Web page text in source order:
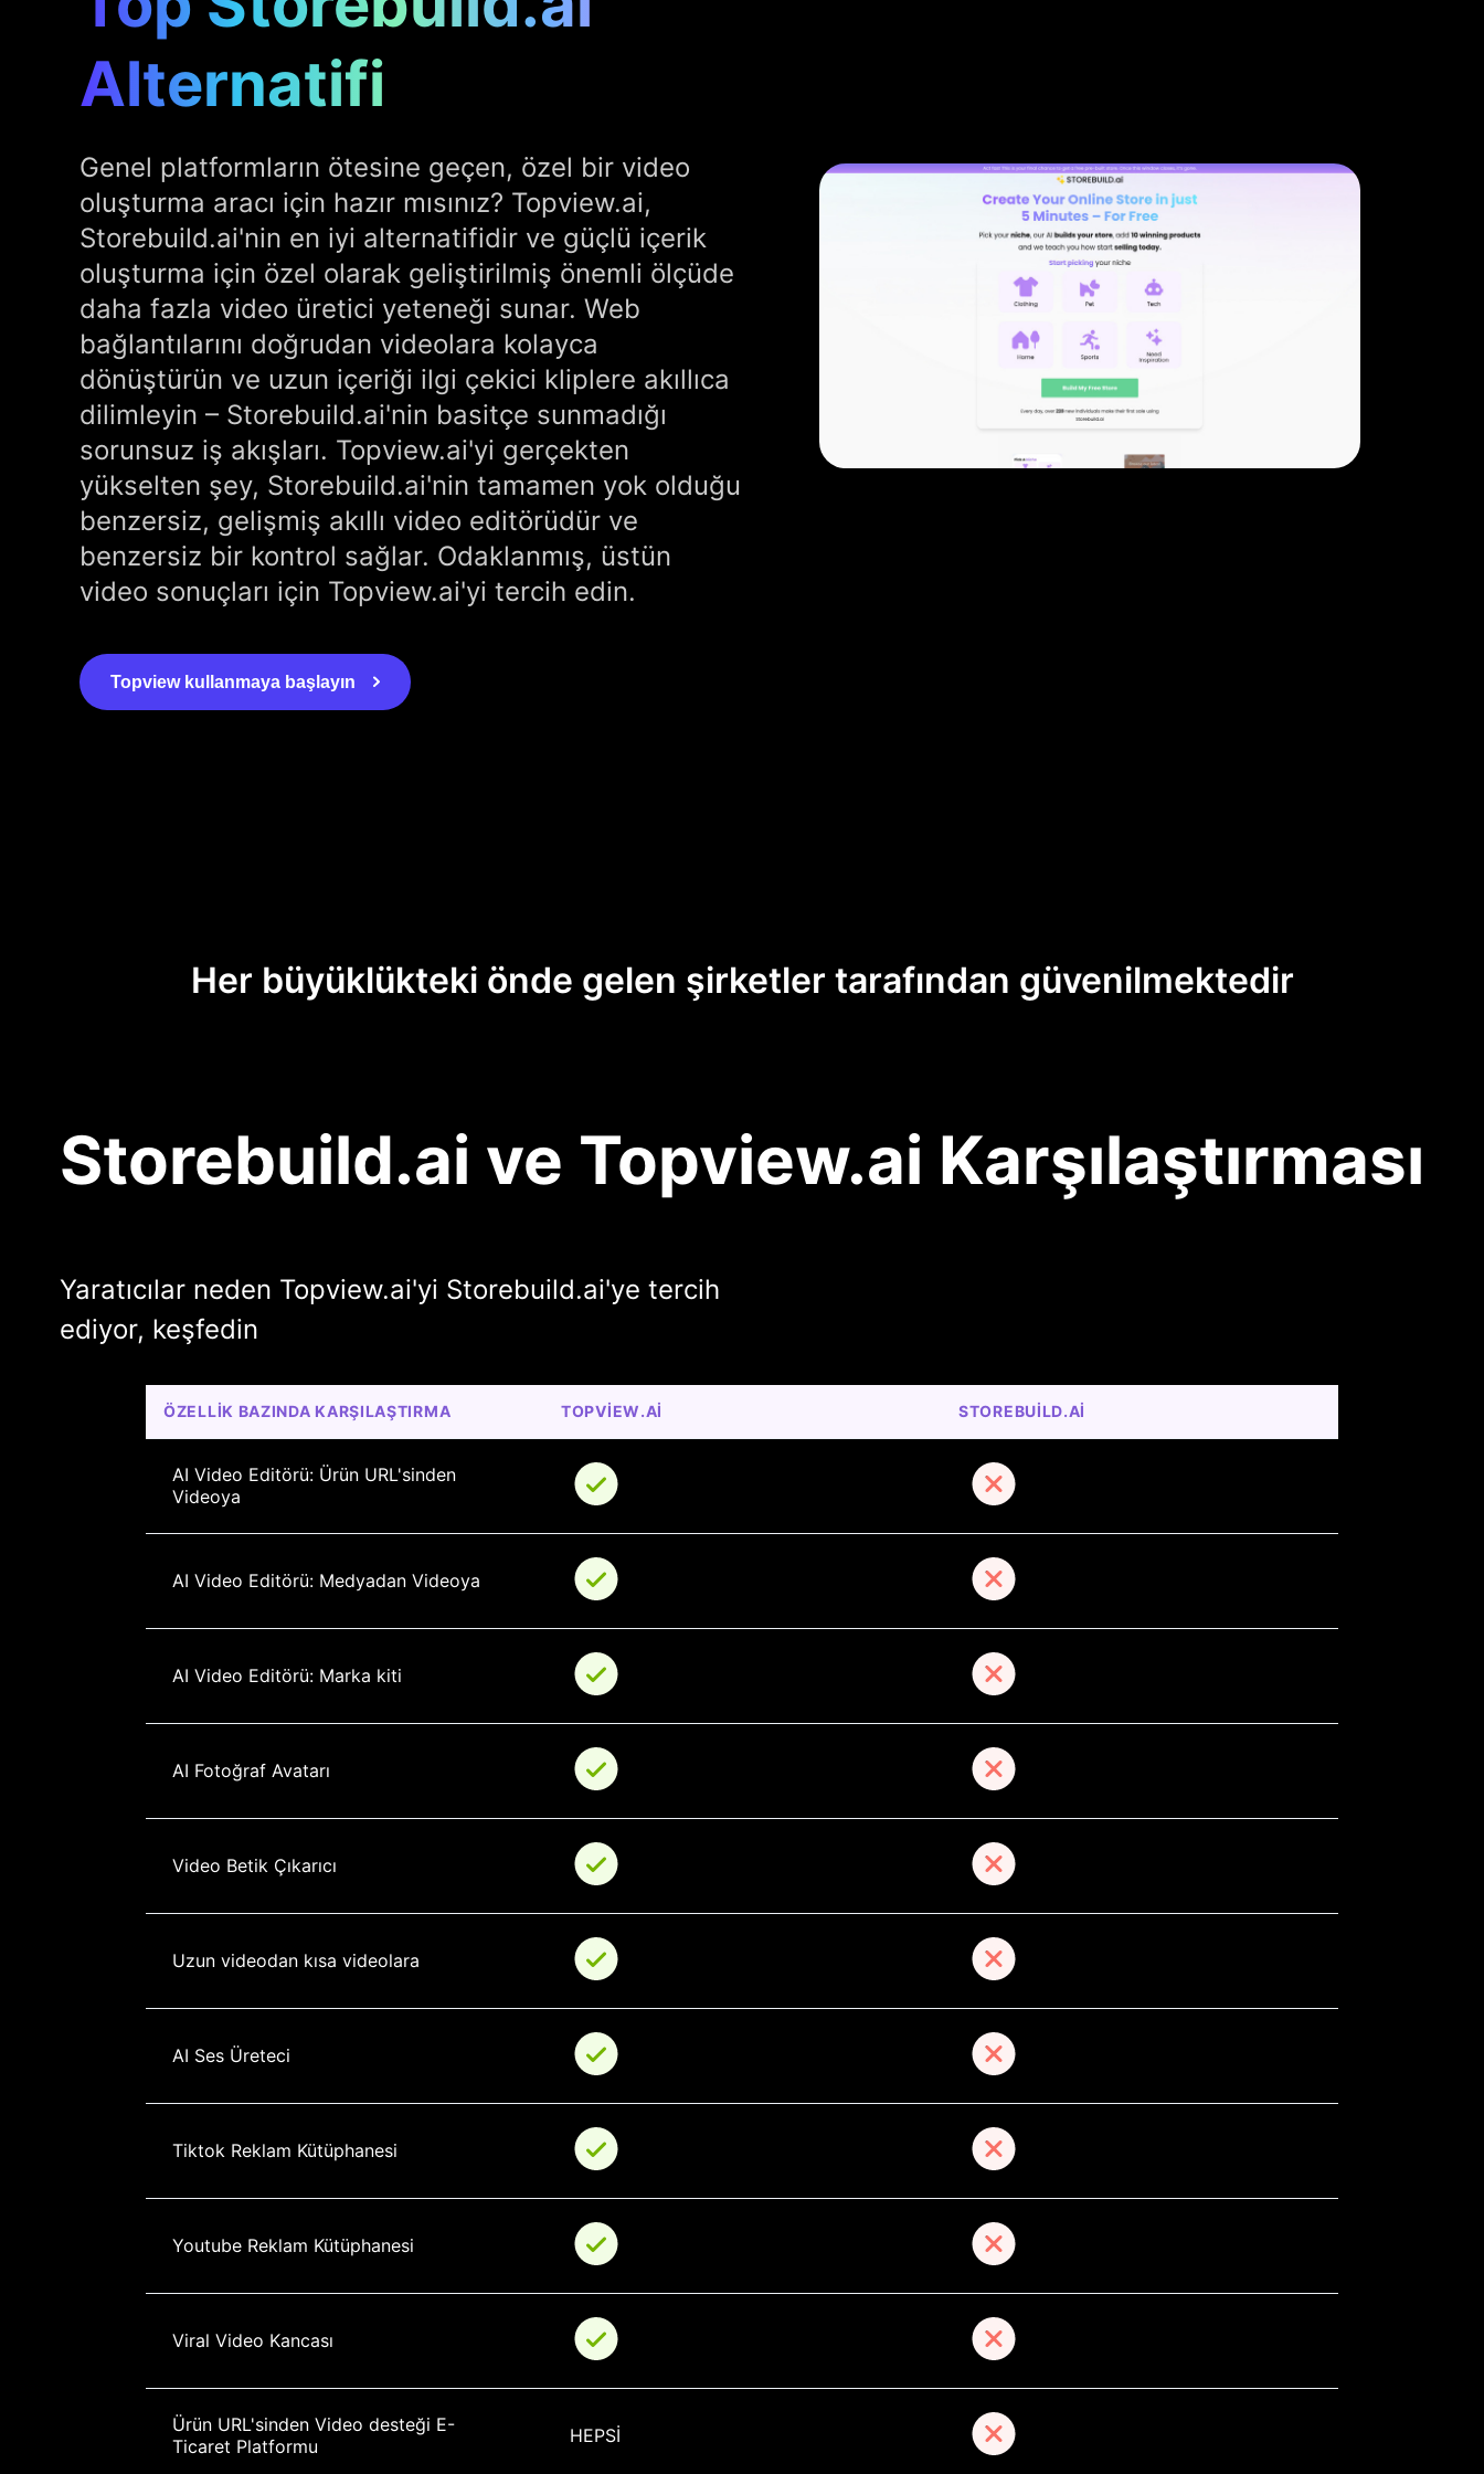
Alternatifi
Genel platformların ötesine geçen, özel bir video
oluşturma aracı için hazır mısınız? Topview.ai,
Storebuild.ai'nin en iyi alternatifidir ve güçlü içerik
oluşturma için özel olarak geliştirilmiş önemli ölçüde
daha fazla video üretici yeteneği sunar. Web
bağlantılarını doğrudan videolara kolayca
dönüştürün ve uzun içeriği ilgi çekici kliplere akıllıca
dilimleyin – Storebuild.ai'nin basitçe sunmadığı
sorunsuz iş akışları. Topview.ai'yi gerçekten
yükselten şey, Storebuild.ai'nin tamamen yok olduğu
benzersiz, gelişmiş akıllı video editörüdür ve
benzersiz bir kontrol sağlar. Odaklanmış, üstün
video sonuçları için Topview.ai'yi tercih edin.
Topview kullanmaya başlayın
Her büyüklükteki önde gelen şirketler tarafından güvenilmektedir
Storebuild.ai ve Topview.ai Karşılaştırması
Yaratıcılar neden Topview.ai'yi Storebuild.ai'ye tercih
ediyor, keşfedin
ÖZELLIK BAZINDA KARŞILAŞTIRMA TOPVIEW.AI STOREBUILD.AI
AI Video Editörü: Ürün URL'sinden
Videoya
AI Video Editörü: Medyadan Videoya
AI Video Editörü: Marka kiti
AI Fotoğraf Avatarı
Video Betik Çıkarıcı
Uzun videodan kısa videolara
AI Ses Üreteci
Tiktok Reklam Kütüphanesi
Youtube Reklam Kütüphanesi
Viral Video Kancası
Ürün URL'sinden Video desteği E-
Ticaret Platformu
HEPSİ